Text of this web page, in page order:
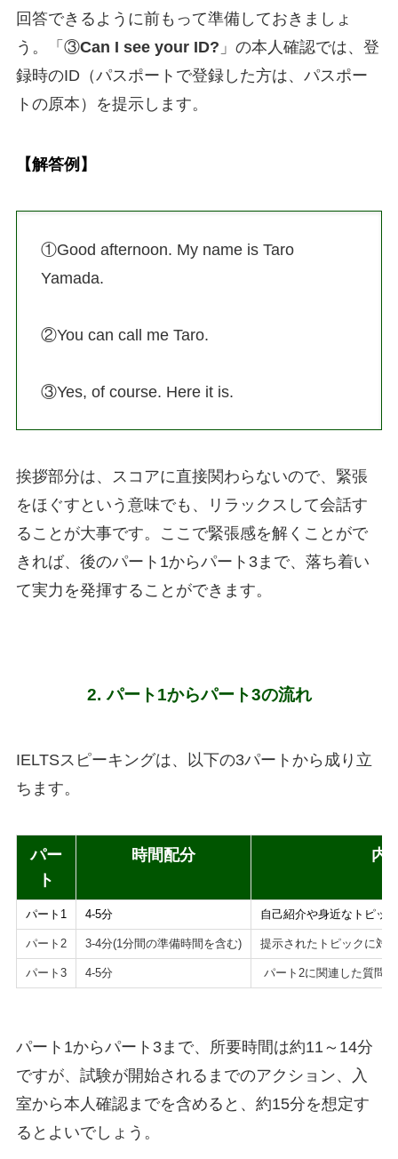
回答できるように前もって準備しておきましょ
う。「③Can I see your ID? 」の本人確認では、登
録時のID（パスポートで登録した方は、パスポー
トの原本）を提示します。
【解答例】
①Good afternoon. My name is Taro
Yamada.
②You can call me Taro.
③Yes, of course. Here it is.
挨拶部分は、スコアに直接関わらないので、緊張
をほぐすという意味でも、リラックスして会話す
ることが大事です。ここで緊張感を解くことがで
きれば、後のパート1からパート3まで、落ち着い
て実力を発揮することができます。
2. パート1からパート3の流れ
IELTSスピーキングは、以下の3パートから成り立
ちます。
パー
ト
時間配分 内
パート1 4-5分 自己紹介や身近なトピッ
パート2 3-4分(1分間の準備時間を含む) 提示されたトピックに対
パート3 4-5分 パート2に関連した質問
パート1からパート3まで、所要時間は約11～14分
ですが、試験が開始されるまでのアクション、入
室から本人確認までを含めると、約15分を想定す
るとよいでしょう。